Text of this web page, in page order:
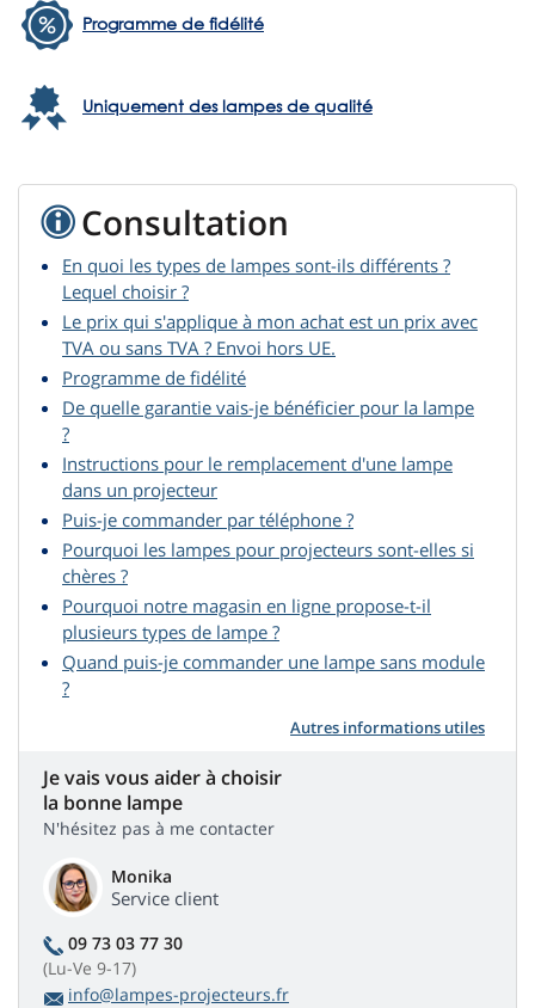
Programme de fidélité
Uniquement des lampes de qualité
Consultation
En quoi les types de lampes sont-ils différents ?
Lequel choisir ?
Le prix qui s'applique à mon achat est un prix avec
TVA ou sans TVA ? Envoi hors UE.
Programme de fidélité
De quelle garantie vais-je bénéficier pour la lampe
?
Instructions pour le remplacement d'une lampe
dans un projecteur
Puis-je commander par téléphone ?
Pourquoi les lampes pour projecteurs sont-elles si
chères ?
Pourquoi notre magasin en ligne propose-t-il
plusieurs types de lampe ?
Quand puis-je commander une lampe sans module
?
Autres informations utiles
Je vais vous aider à choisir
la bonne lampe
N'hésitez pas à me contacter
Monika
Service client
09 73 03 77 30
(Lu-Ve 9-17)
info@lampes-projecteurs.fr